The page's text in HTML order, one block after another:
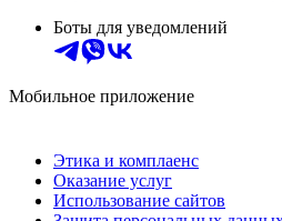
Боты для уведомлений
Мобильное приложение
Этика и комплаенс
Оказание услуг
Использование сайтов